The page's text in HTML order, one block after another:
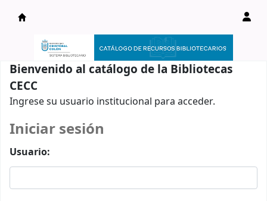
Catálogo en línea
Bienvenido al catálogo de la Bibliotecas
CECC
Ingrese su usuario institucional para acceder.
Iniciar sesión
Usuario: